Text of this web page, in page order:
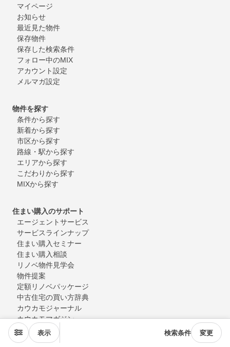
表示 検索条件 変更
マイページ
お知らせ
最近見た物件
保存物件
保存した検索条件
フォロー中のMIX
アカウント設定
メルマガ設定
物件を探す
条件から探す
新着から探す
市区から探す
路線・駅から探す
エリアから探す
こだわりから探す
MIXから探す
住まい購入のサポート
エージェントサービス
サービスラインナップ
住まい購入セミナー
住まい購入相談
リノベ物件見学会
物件提案
定額リノベパッケージ
中古住宅の買い方辞典
カウカモジャーナル
カウカモマガジン
住まい売却のサポート
売却サポート